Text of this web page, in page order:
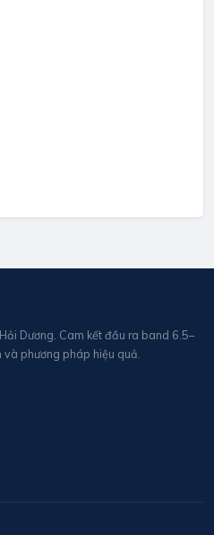
Dương. Cam kết đầu ra band 6.5–
phương pháp hiệu quả.